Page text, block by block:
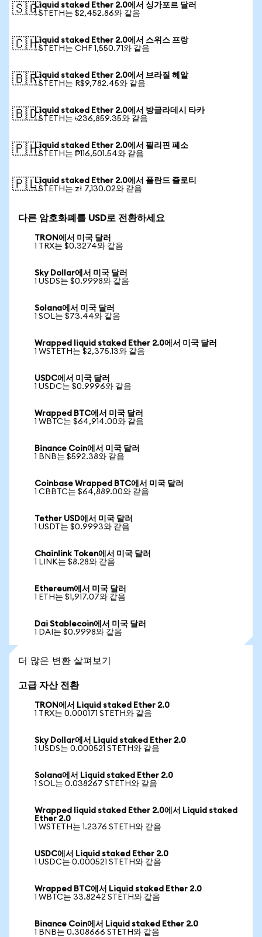
🇸🇬Liquid staked Ether 2.0에서 싱가포르 달러
1 STETH는 $2,452.86와 같음
🇨🇭Liquid staked Ether 2.0에서 스위스 프랑
1 STETH는 CHF 1,550.71와 같음
🇧🇷Liquid staked Ether 2.0에서 브라질 헤알
1 STETH는 R$9,782.45와 같음
🇧🇩Liquid staked Ether 2.0에서 방글라데시 타카
1 STETH는 ৳236,859.35와 같음
🇵🇭Liquid staked Ether 2.0에서 필리핀 페소
1 STETH는 ₱116,501.54와 같음
🇵🇱Liquid staked Ether 2.0에서 폴란드 즐로티
1 STETH는 zł 7,130.02와 같음
다른 암호화폐를 USD로 전환하세요
TRON에서 미국 달러
1 TRX는 $0.3274와 같음
Sky Dollar에서 미국 달러
1 USDS는 $0.9998와 같음
Solana에서 미국 달러
1 SOL는 $73.44와 같음
Wrapped liquid staked Ether 2.0에서 미국 달러
1 WSTETH는 $2,375.13와 같음
USDC에서 미국 달러
1 USDC는 $0.9996와 같음
Wrapped BTC에서 미국 달러
1 WBTC는 $64,914.00와 같음
Binance Coin에서 미국 달러
1 BNB는 $592.38와 같음
Coinbase Wrapped BTC에서 미국 달러
1 CBBTC는 $64,889.00와 같음
Tether USD에서 미국 달러
1 USDT는 $0.9993와 같음
Chainlink Token에서 미국 달러
1 LINK는 $8.28와 같음
Ethereum에서 미국 달러
1 ETH는 $1,917.07와 같음
Dai Stablecoin에서 미국 달러
1 DAI는 $0.9998와 같음
더 많은 변환 살펴보기
고급 자산 전환
TRON에서 Liquid staked Ether 2.0
1 TRX는 0.000171 STETH와 같음
Sky Dollar에서 Liquid staked Ether 2.0
1 USDS는 0.000521 STETH와 같음
Solana에서 Liquid staked Ether 2.0
1 SOL는 0.038267 STETH와 같음
Wrapped liquid staked Ether 2.0에서 Liquid staked
Ether 2.0
1 WSTETH는 1.2376 STETH와 같음
USDC에서 Liquid staked Ether 2.0
1 USDC는 0.000521 STETH와 같음
Wrapped BTC에서 Liquid staked Ether 2.0
1 WBTC는 33.8242 STETH와 같음
Binance Coin에서 Liquid staked Ether 2.0
1 BNB는 0.308666 STETH와 같음